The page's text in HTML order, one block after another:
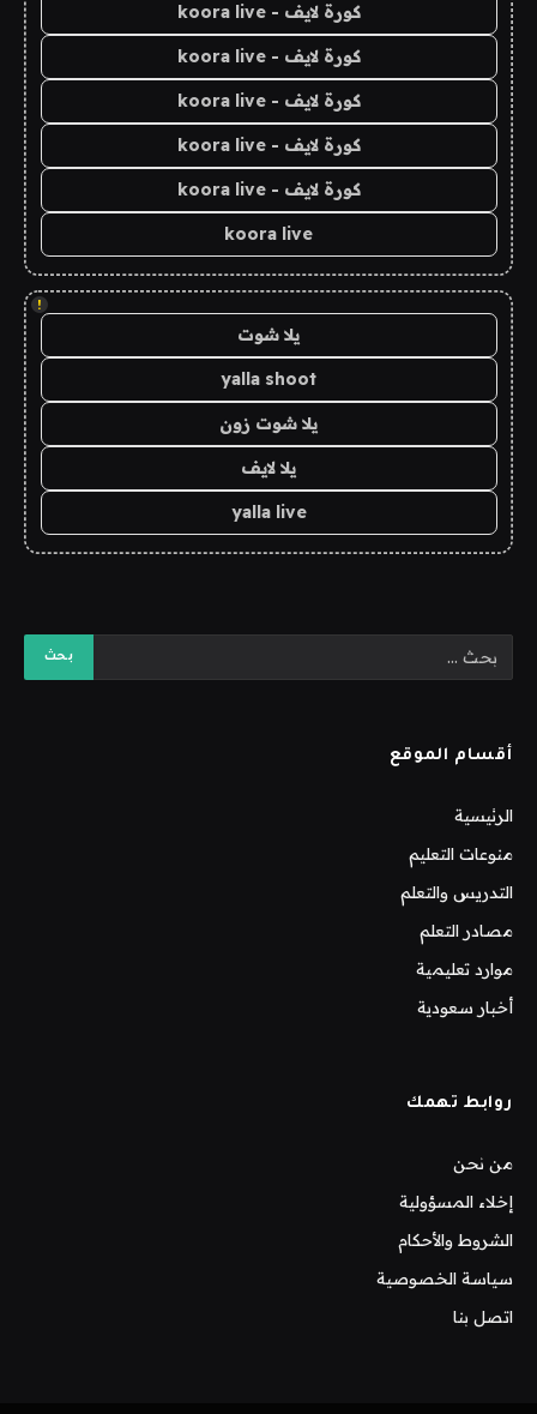
كورة لايف - koora live
كورة لايف - koora live
كورة لايف - koora live
كورة لايف - koora live
كورة لايف - koora live
koora live
!
يلا شوت
yalla shoot
يلا شوت زون
يلا لايف
yalla live
أقسام الموقع
الرئيسية
منوعات التعليم
التدريس والتعلم
مصادر التعلم
موارد تعليمية
أخبار سعودية
روابط تهمك
من نحن
إخلاء المسؤولية
الشروط والأحكام
سياسة الخصوصية
اتصل بنا